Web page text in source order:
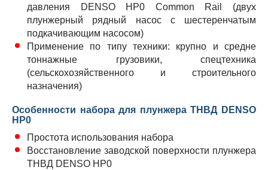
давления DENSO HP0 Common Rail (двух
плунжерный рядный насос с шестеренчатым
подкачивающим насосом)
Применение по типу техники: крупно и средне
тоннажные грузовики, спецтехника
(сельскохозяйственного и строительного
назначения)
Особенности набора для плунжера ТНВД DENSO
HP0
Простота использования набора
Восстановление заводской поверхности плунжера
ТНВД DENSO HP0